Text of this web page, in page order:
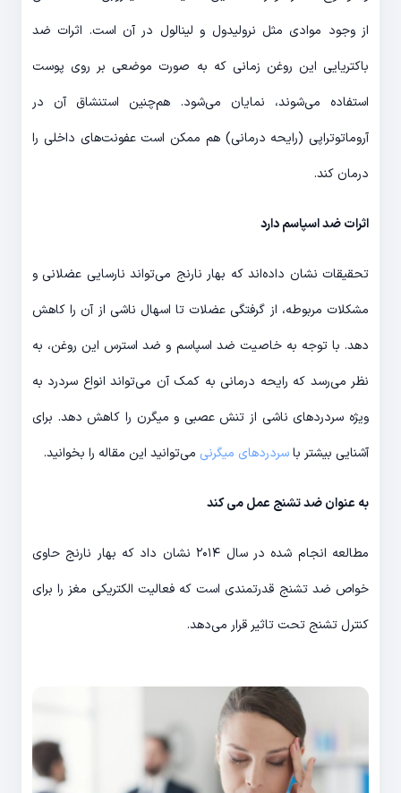
از وجود موادی مثل نرولیدول و لینالول در آن است. اثرات ضد
باکتریایی این روغن زمانی که به صورت موضعی بر روی پوست
استفاده می‌شوند، نمایان می‌شود. هم‌چنین استنشاق آن در
آروماتوتراپی (رایحه درمانی) هم ممکن است عفونت‌های داخلی را
درمان کند.
اثرات ضد اسپاسم دارد
تحقیقات نشان داده‌اند که بهار نارنج می‌تواند نارسایی عضلانی و
مشکلات مربوطه، از گرفتگی عضلات تا اسهال ناشی از آن را کاهش
دهد. با توجه به خاصیت ضد اسپاسم و ضد استرس این روغن، به
نظر می‌رسد که رایحه درمانی به کمک آن می‌تواند انواع سردرد به
ویژه سردردهای ناشی از تنش عصبی و میگرن را کاهش دهد. برای
آشنایی بیشتر باسردردهای میگرنی می‌توانید این مقاله را بخوانید.
به عنوان ضد تشنج عمل می کند
مطالعه انجام شده در سال ۲۰۱۴ نشان داد که بهار نارنج حاوی
خواص ضد تشنج قدرتمندی است که فعالیت الکتریکی مغز را برای
کنترل تشنج تحت تاثیر قرار می‌دهد.